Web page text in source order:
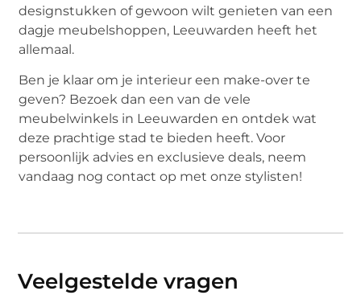
designstukken of gewoon wilt genieten van een
dagje meubelshoppen, Leeuwarden heeft het
allemaal.
Ben je klaar om je interieur een make-over te
geven? Bezoek dan een van de vele
meubelwinkels in Leeuwarden en ontdek wat
deze prachtige stad te bieden heeft. Voor
persoonlijk advies en exclusieve deals, neem
vandaag nog contact op met onze stylisten!
Veelgestelde vragen